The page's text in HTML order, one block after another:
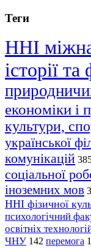
Теги
ННІ
історії та
економіки і
культури,
української
комунікацій
соціальної
іноземних мов
ННІ фізичної
психологічний
освітніх
ЧНУ 142 перемога